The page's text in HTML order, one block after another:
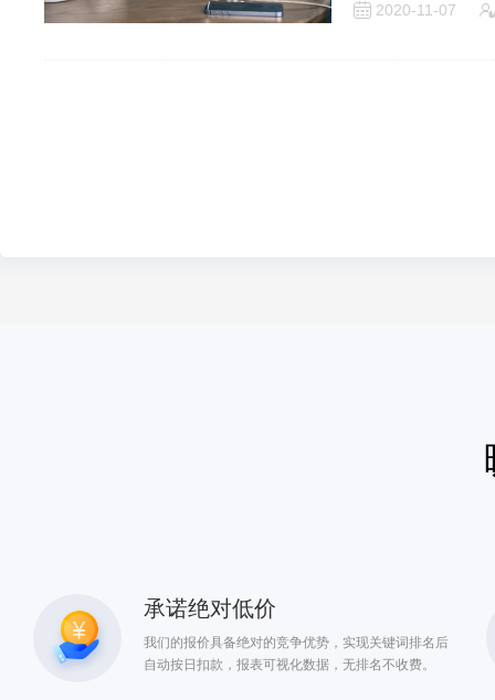
2020-11-07
承诺绝对低价
我们的报价具备绝对的竞争优势，实现关键词排名后
自动按日扣款，报表可视化数据，无排名不收费。